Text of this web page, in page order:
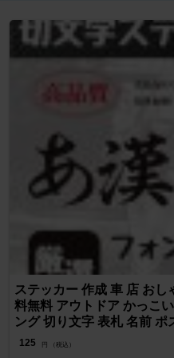
ステッカー 作成 車 店 お
料無料 アウトドア かっこ
ング 切り文字 表札 名前 ポ
125 円 （税込）